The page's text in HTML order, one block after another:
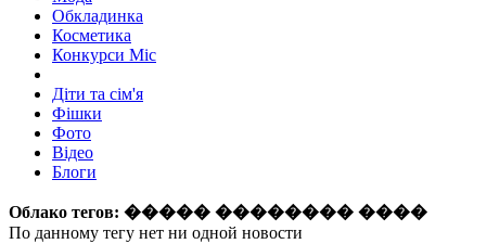
Обкладинка
Косметика
Конкурси Міс
Діти та сім'я
Фішки
Фото
Відео
Блоги
Облако тегов: ����� �������� ����
По данному тегу нет ни одной новости